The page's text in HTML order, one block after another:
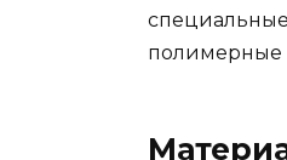
специальные
полимерные